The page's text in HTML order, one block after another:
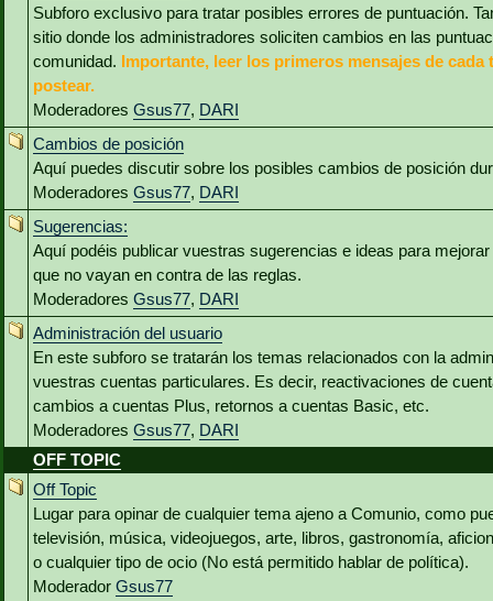
Subforo exclusivo para tratar posibles errores de puntuación.
sitio donde los administradores soliciten cambios en las
comunidad. Importante, leer los primeros mensajes de cada
postear.
Moderadores Gsus77, DARI
Cambios de posición
Aquí puedes discutir sobre los posibles cambios de posición
Moderadores Gsus77, DARI
Sugerencias:
Aquí podéis publicar vuestras sugerencias e ideas para
que no vayan en contra de las reglas.
Moderadores Gsus77, DARI
Administración del usuario
En este subforo se tratarán los temas relacionados con la
vuestras cuentas particulares. Es decir, reactivaciones de
cambios a cuentas Plus, retornos a cuentas Basic, etc.
Moderadores Gsus77, DARI
OFF TOPIC
Off Topic
Lugar para opinar de cualquier tema ajeno a Comunio, como
televisión, música, videojuegos, arte, libros, gastronomía,
o cualquier tipo de ocio (No está permitido hablar de política).
Moderador Gsus77